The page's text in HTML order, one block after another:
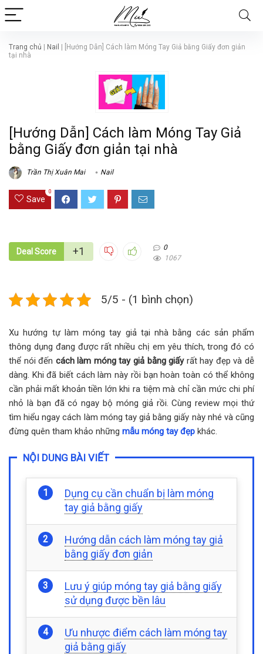
Trang chủ Nail
[Hướng Dẫn] Cách làm Móng Tay Giả bằng Giấy đơn giản
tại nhà
[Hướng Dẫn] Cách làm Móng Tay Giả
bằng Giấy đơn giản tại nhà
Trần Thị Xuân Mai Nail
Save
0
Deal Score +1
0
1067
5/5 - (1 bình chọn)
Xu hướng tự làm móng tay giả tại nhà bằng các sản phẩm
thông dụng đang được rất nhiều chị em yêu thích, trong đó có
thể nói đến cách làm móng tay giả bằng giấyrất hay đẹp và dễ
dàng. Khi đã biết cách làm này rồi bạn hoàn toàn có thể không
cần phải mất khoản tiền lớn khi ra tiệm mà chỉ cần mức chi phí
nhỏ là bạn đã có ngay bộ móng giả rồi. Cùng review mọi thứ
tìm hiểu ngay cách làm móng tay giả bằng giấy này nhé và cũng
đừng quên tham khảo những mẫu móng tay đẹp khác.
NỘI DUNG BÀI VIẾT
Dụng cụ cần chuẩn bị làm móng
tay giả bằng giấy
Hướng dẫn cách làm móng tay giả
bằng giấy đơn giản
Lưu ý giúp móng tay giả bằng giấy
sử dụng được bền lâu
Ưu nhược điểm cách làm móng tay
giả bằng giấy